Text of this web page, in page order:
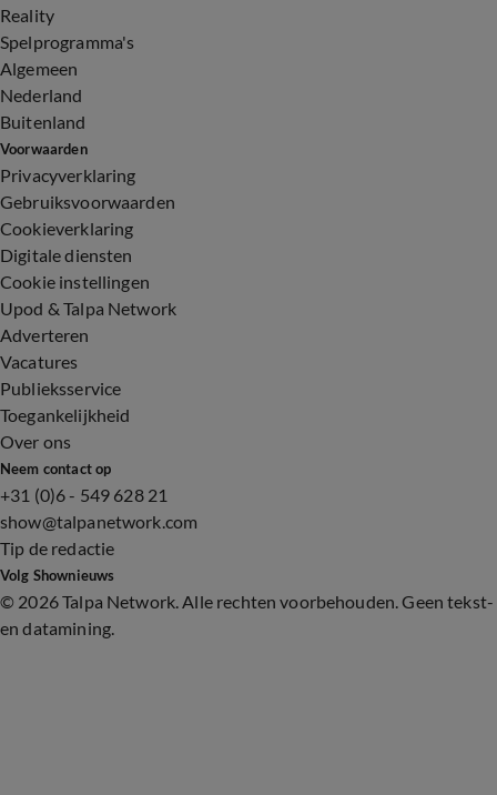
Reality
Spelprogramma's
Algemeen
Nederland
Buitenland
Voorwaarden
Privacyverklaring
Gebruiksvoorwaarden
Cookieverklaring
Digitale diensten
Cookie instellingen
Upod & Talpa Network
Adverteren
Vacatures
Publieksservice
Toegankelijkheid
Over ons
Neem contact op
+31 (0)6 - 549 628 21
show@talpanetwork.com
Tip de redactie
Volg Shownieuws
© 2026 Talpa Network. Alle rechten voorbehouden. Geen tekst-
en datamining.